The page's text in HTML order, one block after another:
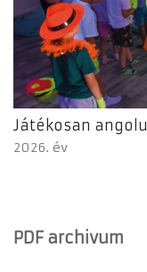
Játékosan angolul
2026. év
PDF archivum